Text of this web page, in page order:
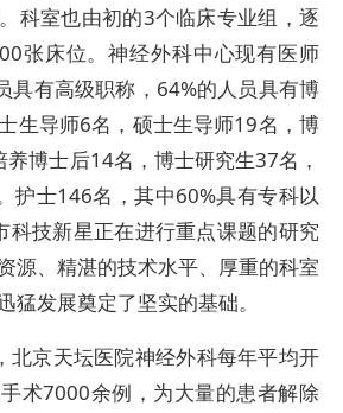
科室也由初的3个临床专业组，逐
张床位。神经外科中心现有医师
具有高级职称，64%的人员具有博
生导师6名，硕士生导师19名，博
博士后14名，博士研究生37名，
护士146名，其中60%具有专科以
科技新星正在进行重点课题的研究
源、精湛的技术水平、厚重的科室
猛发展奠定了坚实的基础。
北京天坛医院神经外科每年平均开
术7000余例，为大量的患者解除